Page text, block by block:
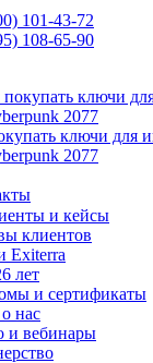
101-43-72
108-65-90
ключи для
2077
и кейсы
клиентов
Exiterra
лет
и сертификаты
нас
и вебинары